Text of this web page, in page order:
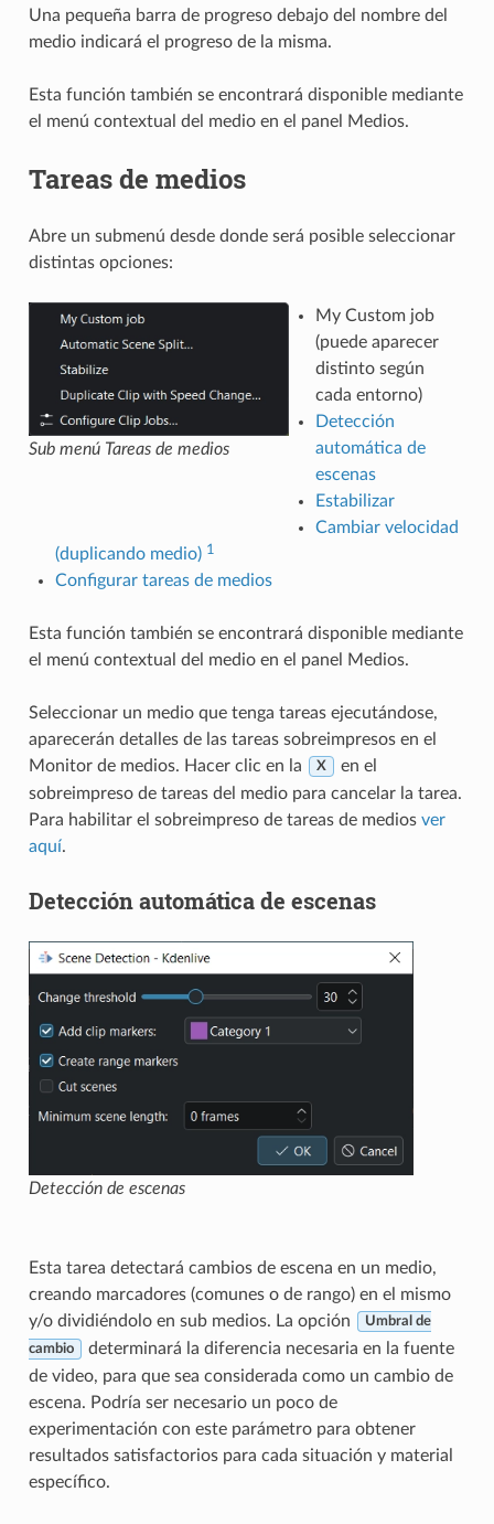
Una pequeña barra de progreso debajo del nombre del
medio indicará el progreso de la misma.
Esta función también se encontrará disponible mediante
el menú contextual del medio en el panel Medios.
Tareas de medios
Abre un submenú desde donde será posible seleccionar
distintas opciones:
Sub menú Tareas de medios
My Custom job
(puede aparecer
distinto según
cada entorno)
Detección
automática de
escenas
Estabilizar
Cambiar velocidad
(duplicando medio) 1
Configurar tareas de medios
Esta función también se encontrará disponible mediante
el menú contextual del medio en el panel Medios.
Seleccionar un medio que tenga tareas ejecutándose,
aparecerán detalles de las tareas sobreimpresos en el
Monitor de medios. Hacer clic en la
X
en el
sobreimpreso de tareas del medio para cancelar la tarea.
Para habilitar el sobreimpreso de tareas de medios ver
aquí.
Detección automática de escenas
Detección de escenas
Esta tarea detectará cambios de escena en un medio,
creando marcadores (comunes o de rango) en el mismo
y/o dividiéndolo en sub medios. La opción
Umbral de
cambio
determinará la diferencia necesaria en la fuente
de video, para que sea considerada como un cambio de
escena. Podría ser necesario un poco de
experimentación con este parámetro para obtener
resultados satisfactorios para cada situación y material
específico.